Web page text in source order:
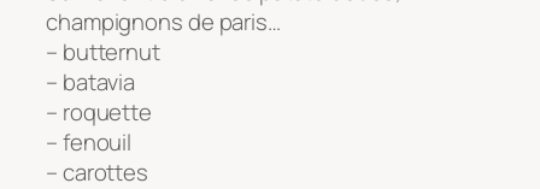
champignons de paris…
– butternut
– batavia
– roquette
– fenouil
– carottes